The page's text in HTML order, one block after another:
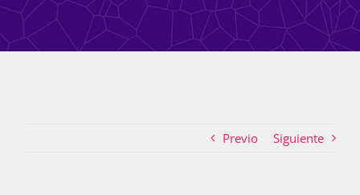
Atención de la violencia de género
Previo Siguiente